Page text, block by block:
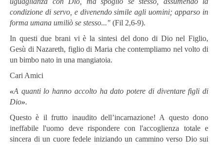
condizione di servo, e divenendo simile agli uomini; apparso in
forma umana umiliò se stesso..." (Fil 2,6-9).
In questi due brani vi è la sintesi del dono di Dio nel Figlio,
Gesù di Nazareth, figlio di Maria che contempliamo nel volto di
un bimbo nato in una mangiatoia.
Cari Amici
«A quanti lo hanno accolto ha dato potere di diventare figli di
Dio».
Questo è il frutto inaudito dell’incarnazione! A questo dono
ineffabile l'uomo deve rispondere con l'accoglienza totale e
sincera di un cuore fedele iniziando un cammino verso Dio sui